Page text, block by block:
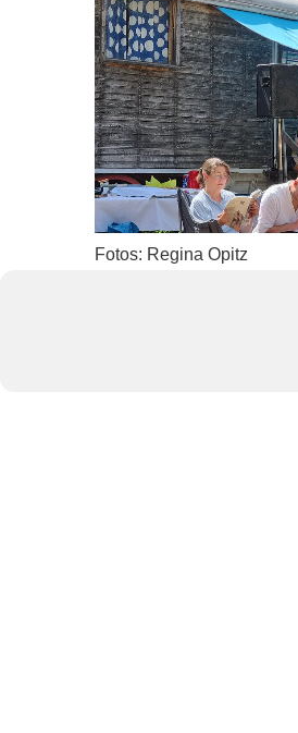
Fotos: Regina Opitz